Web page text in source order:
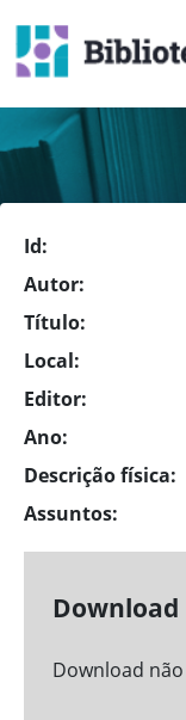
Id:
Autor:
Título:
Local:
Editor:
Ano:
Descrição física:
Assuntos:
Download
Download